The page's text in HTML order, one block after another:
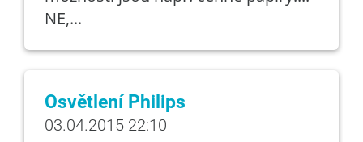
NE,...
Osvětlení Philips
03.04.2015 22:10